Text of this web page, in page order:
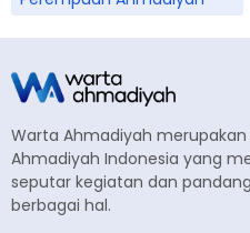
Warta Ahmadiyah
Ahmadiyah Indonesia yang
seputar kegiatan dan
berbagai hal.